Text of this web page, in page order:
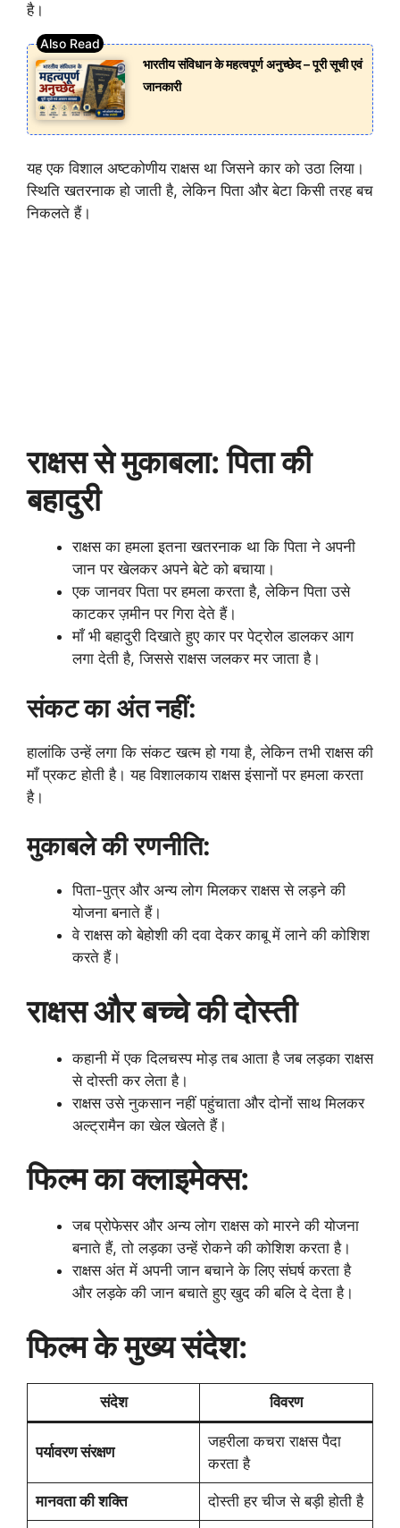
है।
भारतीय संविधान के महत्वपूर्ण अनुच्छेद – पूरी सूची एवं
जानकारी
यह एक विशाल अष्टकोणीय राक्षस था जिसने कार को उठा लिया।
स्थिति खतरनाक हो जाती है, लेकिन पिता और बेटा किसी तरह बच
निकलते हैं।
राक्षस से मुकाबला: पिता की
बहादुरी
राक्षस का हमला इतना खतरनाक था कि पिता ने अपनी
जान पर खेलकर अपने बेटे को बचाया।
एक जानवर पिता पर हमला करता है, लेकिन पिता उसे
काटकर ज़मीन पर गिरा देते हैं।
माँ भी बहादुरी दिखाते हुए कार पर पेट्रोल डालकर आग
लगा देती है, जिससे राक्षस जलकर मर जाता है।
संकट का अंत नहीं:
हालांकि उन्हें लगा कि संकट खत्म हो गया है, लेकिन तभी राक्षस की
माँ प्रकट होती है। यह विशालकाय राक्षस इंसानों पर हमला करता
है।
मुकाबले की रणनीति:
पिता-पुत्र और अन्य लोग मिलकर राक्षस से लड़ने की
योजना बनाते हैं।
वे राक्षस को बेहोशी की दवा देकर काबू में लाने की कोशिश
करते हैं।
राक्षस और बच्चे की दोस्ती
कहानी में एक दिलचस्प मोड़ तब आता है जब लड़का राक्षस
से दोस्ती कर लेता है।
राक्षस उसे नुकसान नहीं पहुंचाता और दोनों साथ मिलकर
अल्ट्रामैन का खेल खेलते हैं।
फिल्म का क्लाइमेक्स:
जब प्रोफेसर और अन्य लोग राक्षस को मारने की योजना
बनाते हैं, तो लड़का उन्हें रोकने की कोशिश करता है।
राक्षस अंत में अपनी जान बचाने के लिए संघर्ष करता है
और लड़के की जान बचाते हुए खुद की बलि दे देता है।
फिल्म के मुख्य संदेश:
संदेश विवरण
पर्यावरण संरक्षण
जहरीला कचरा राक्षस पैदा
करता है
मानवता की शक्ति दोस्ती हर चीज से बड़ी होती है